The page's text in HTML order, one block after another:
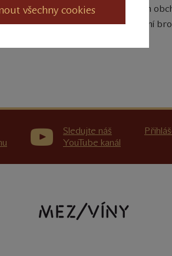
Souhlasím se zasíláním
výměnou za degustační
Sledujte náš
YouTube kanál
všechny cookies